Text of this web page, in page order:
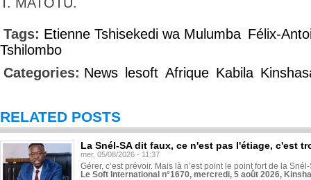
Tags: Etienne Tshisekedi wa Mulumba Félix-
Tshilombo
Categories: News lesoft Afrique Kabila
RELATED POSTS
La Snél-SA dit faux, ce n'est pas l'étiage, c'est
mer, 05/08/2026 - 11:37
Gérer, c’est prévoir. Mais là n’est point le point fort de la
Le Soft International n°1670, mercredi, 5 août 2026,